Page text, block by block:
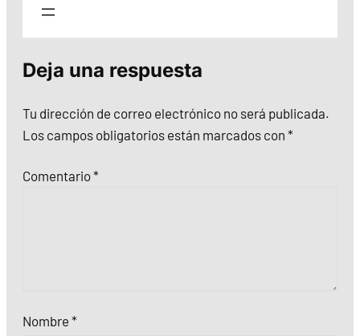
Deja una respuesta
Tu dirección de correo electrónico no será publicada.
Los campos obligatorios están marcados con *
Comentario*
Nombre *